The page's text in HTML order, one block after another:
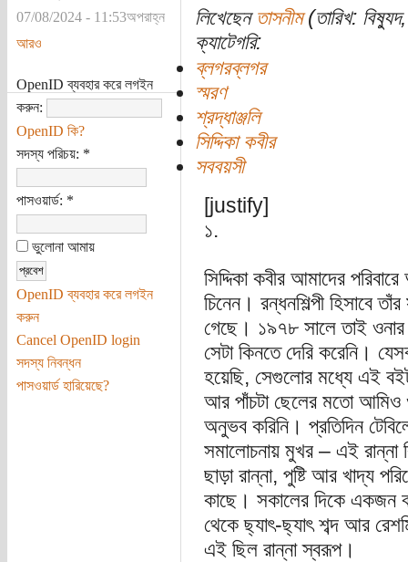
07/08/2024 - 11:53অপরাহ্ন
আরও
OpenID ব্যবহার করে লগইন
করুন:
OpenID কি?
সদস্য পরিচয়: *
পাসওয়ার্ড: *
ভুলোনা আমায়
OpenID ব্যবহার করে লগইন
করুন
Cancel OpenID login
সদস্য নিবন্ধন
পাসওয়ার্ড হারিয়েছে?
লিখেছেন তাসনীম(তারিখ:
ক্যাটেগরি:
ব্লগরব্লগর
স্মরণ
শ্রদ্ধাঞ্জলি
সিদ্দিকা কবীর
সববয়সী
[justify]
১.
সিদ্দিকা কবীর আমাদের
চিনেন। রন্ধনশিল্পী হিসাবে
গেছে। ১৯৭৮ সালে তাই ওনার
সেটা কিনতে দেরি করেনি।
হয়েছি, সেগুলোর মধ্যে এই
আর পাঁচটা ছেলের মতো আমিও
অনুভব করিনি। প্রতিদিন
সমালোচনায় মুখর – এই রান্না
ছাড়া রান্না, পুষ্টি আর খাদ্য
কাছে। সকালের দিকে একজন
থেকে ছ্যাৎ-ছ্যাৎ শব্দ আর
এই ছিল রান্না স্বরূপ।